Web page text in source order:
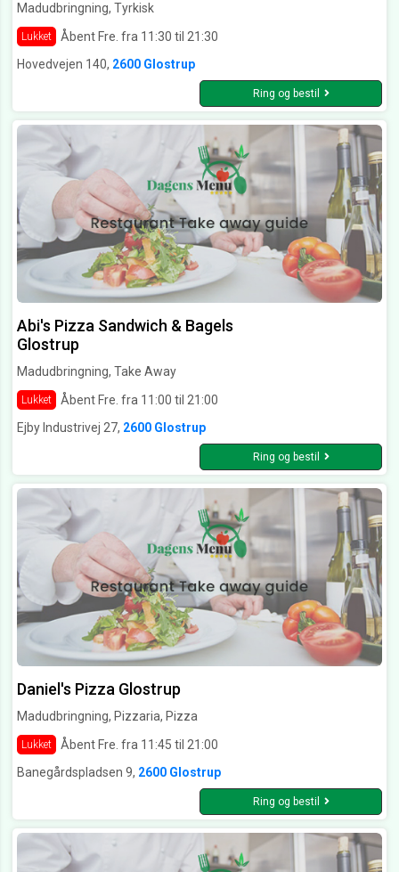
Madudbringning, Tyrkisk
Lukket
Åbent Fre. fra 11:30 til 21:30
Hovedvejen 140, 2600 Glostrup
Ring og bestil
Abi's Pizza Sandwich & Bagels
Glostrup
Madudbringning, Take Away
Lukket
Åbent Fre. fra 11:00 til 21:00
Ejby Industrivej 27, 2600 Glostrup
Ring og bestil
Daniel's Pizza Glostrup
Madudbringning, Pizzaria, Pizza
Lukket
Åbent Fre. fra 11:45 til 21:00
Banegårdspladsen 9, 2600 Glostrup
Ring og bestil